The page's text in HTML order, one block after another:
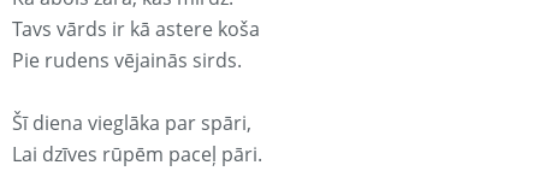
Tavs vārds ir kā astere koša
Pie rudens vējainās sirds.
Šī diena vieglāka par spāri,
Lai dzīves rūpēm paceļ pāri.